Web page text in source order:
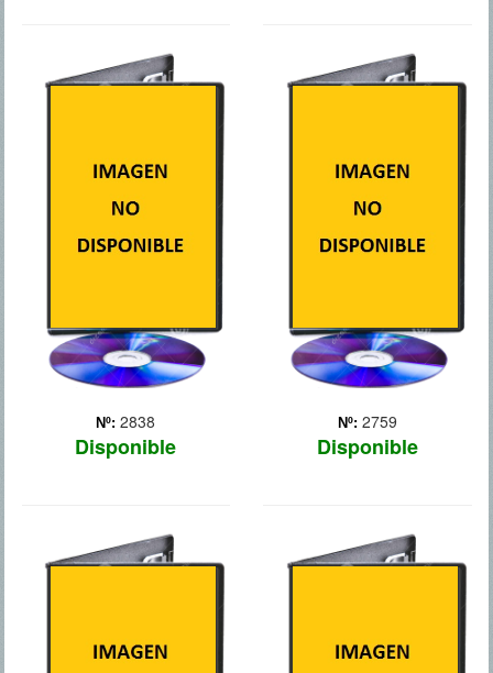
Nº: 2838
Disponible
Cuando Anastasia Steele,
una estudiante de
Universidad de
Washington (Seattle),
recibe el encargo de
entrevistar al popular y
Nº: 2759
Disponible
Louis Zamperini, que tras
participar en los Juegos
alistó en las Fuerzas
Aéreas de los Estados
Segunda Guerra Mundial...
Paul Averhoff fue una
leyenda como corredor de
los pecados humanos,
Noé, un hombre pacífico